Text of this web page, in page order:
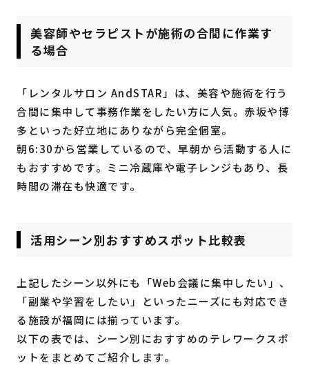
美容師やセラピストが施術の合間に作業す
る場合
「レンタルサロン AndSTAR」は、美容や施術を行う
合間に集中して事務作業をしたい方に人気。赤坂や博
多といった好立地にありながら完全個室。
朝6:30から営業しているので、早朝から活動する人に
もおすすめです。ミニ冷蔵庫や電子レンジもあり、長
時間の滞在も快適です。
活用シーン別おすすめスポット比較表
上記したシーン以外にも「Web会議に集中したい」、
「副業や学習をしたい」といったニーズにも対応でき
る施設が福岡には揃っています。
以下の表では、シーン別におすすめのテレワークスポ
ットをまとめてご紹介します。